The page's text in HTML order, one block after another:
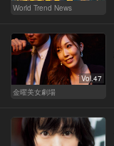
World Trend News
Vol.47
金曜美女劇場